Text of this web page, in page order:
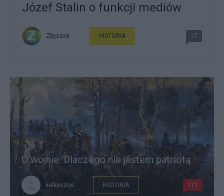
Józef Stalin o funkcji mediów
Zbyszek HISTORIA 17
O wojnie. Dlaczego nie jestem patriotą
kelkeszos HISTORIA 171